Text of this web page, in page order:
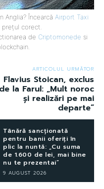
Anglia? Încearcă Airport Taxi
prețul corect.
de Criptomonede si
ARTICOLUL URMĂTOR
Flavius Stoican, exclus
de la Farul: „Mult noroc
și realizări pe mai
departe”
Tânără sancționată
pentru banii oferiți în
plic la nuntă: „Cu suma
de 1.600 de lei, mai bine
nu te prezentai”
9 AUGUST 2026